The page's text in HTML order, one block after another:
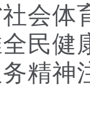
会
民健
精神